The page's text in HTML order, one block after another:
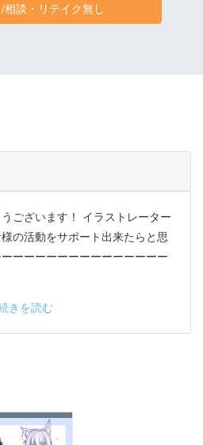
相談・リテイク無し
ございます！ イラストレーター
の活動をサポート出来たらと思
ーーーーーーーーーーーーーー
きを読む